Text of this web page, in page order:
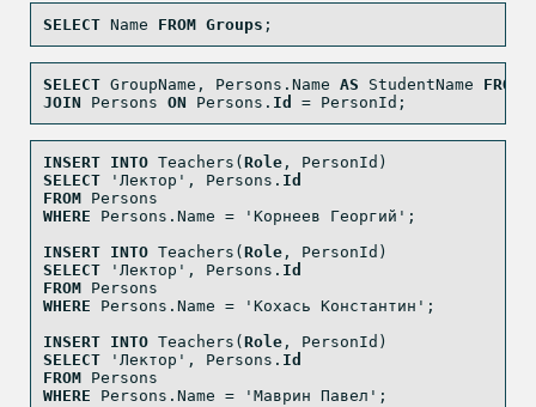
SELECT Name FROM Groups ;
SELECT GroupName, Persons.Name AS StudentName FROM
JOIN Persons ON Persons. Id = PersonId;
INSERT INTO Teachers( Role , PersonId)
SELECT
'Лектор' , Persons. Id
FROM Persons
WHERE Persons.Name = 'Корнеев Георгий' ;
INSERT INTO Teachers( Role , PersonId)
SELECT
'Лектор' , Persons. Id
FROM Persons
WHERE Persons.Name = 'Кохась Константин' ;
INSERT INTO Teachers( Role , PersonId)
SELECT
'Лектор' , Persons. Id
FROM Persons
WHERE Persons.Name = 'Маврин Павел' ;